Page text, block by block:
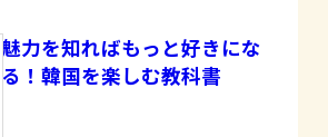
魅力を知ればもっと好きにな
る！韓国を楽しむ教科書